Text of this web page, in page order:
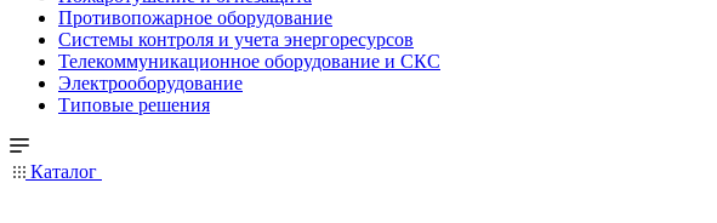
Противопожарное оборудование
Системы контроля и учета энергоресурсов
Телекоммуникационное оборудование и СКС
Электрооборудование
Типовые решения
Каталог